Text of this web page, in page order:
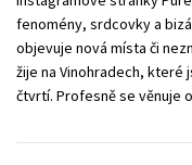
fenomény, srdcovky a
objevuje nová místa či
žije na Vinohradech, které
čtvrtí. Profesně se věnuje